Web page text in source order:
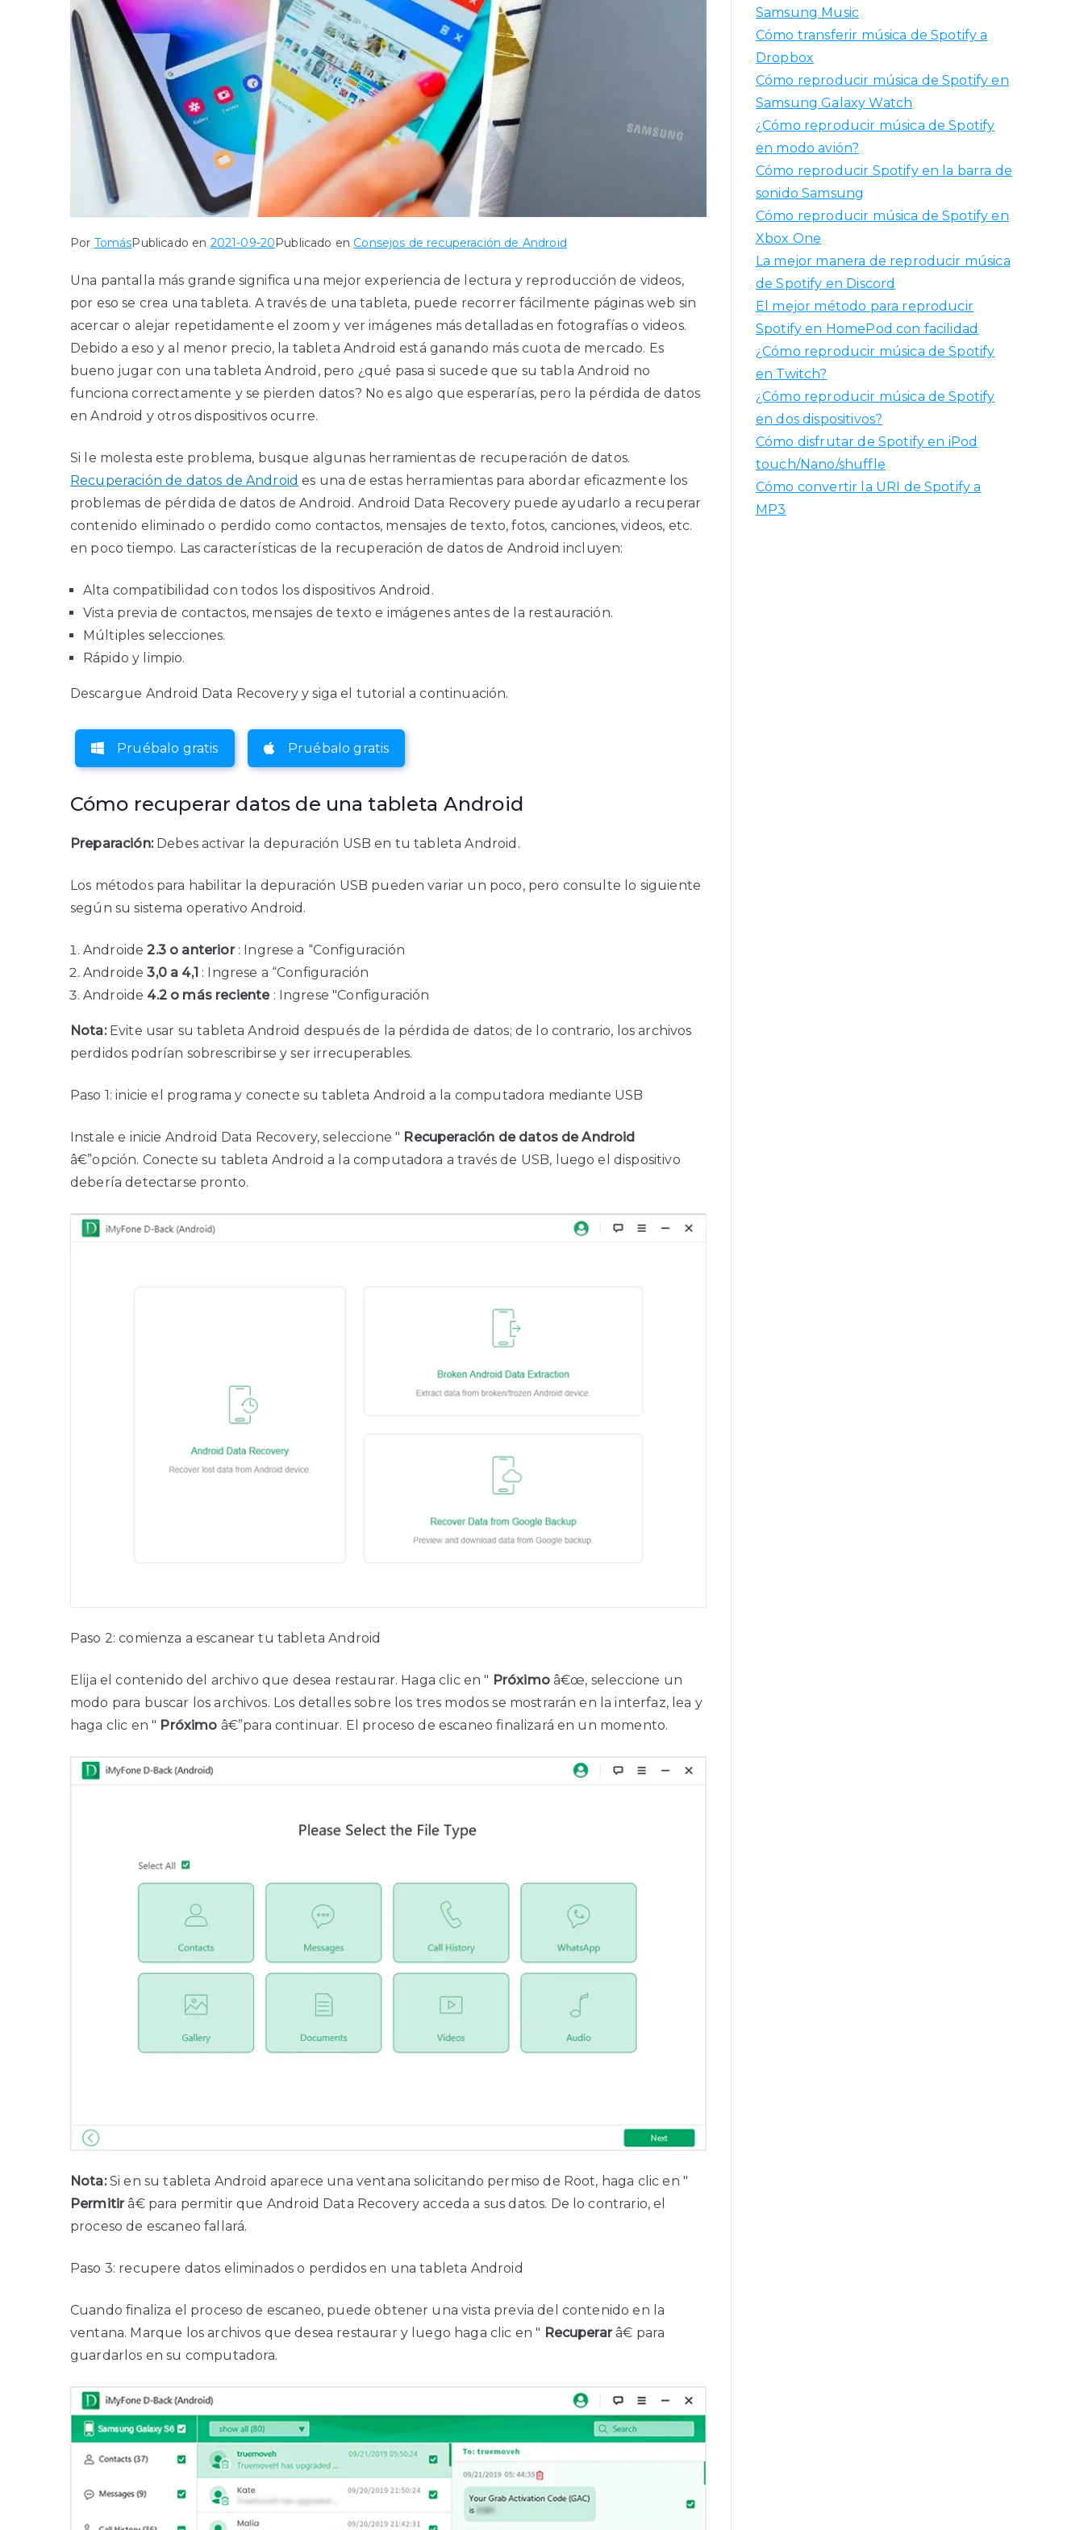
Por TomásPublicado en 2021-09-20Publicado en Consejos de recuperación de Android
Una pantalla más grande significa una mejor experiencia de lectura y reproducción de videos,
por eso se crea una tableta. A través de una tableta, puede recorrer fácilmente páginas web sin
acercar o alejar repetidamente el zoom y ver imágenes más detalladas en fotografías o videos.
Debido a eso y al menor precio, la tableta Android está ganando más cuota de mercado. Es
bueno jugar con una tableta Android, pero ¿qué pasa si sucede que su tabla Android no
funciona correctamente y se pierden datos? No es algo que esperarías, pero la pérdida de datos
en Android y otros dispositivos ocurre.
Si le molesta este problema, busque algunas herramientas de recuperación de datos.
Recuperación de datos de Android es una de estas herramientas para abordar eficazmente los
problemas de pérdida de datos de Android. Android Data Recovery puede ayudarlo a recuperar
contenido eliminado o perdido como contactos, mensajes de texto, fotos, canciones, videos, etc.
en poco tiempo. Las características de la recuperación de datos de Android incluyen:
Alta compatibilidad con todos los dispositivos Android.
Vista previa de contactos, mensajes de texto e imágenes antes de la restauración.
Múltiples selecciones.
Rápido y limpio.
Descargue Android Data Recovery y siga el tutorial a continuación.
Pruébalo gratis Pruébalo gratis
Cómo recuperar datos de una tableta Android
Preparación:Debes activar la depuración USB en tu tableta Android.
Los métodos para habilitar la depuración USB pueden variar un poco, pero consulte lo siguiente
según su sistema operativo Android.
Androide2.3 o anterior: Ingrese a “Configuración
Androide3,0 a 4,1 : Ingrese a “Configuración
Androide 4.2 o más reciente: Ingrese "Configuración
Nota:Evite usar su tableta Android después de la pérdida de datos; de lo contrario, los archivos
perdidos podrían sobrescribirse y ser irrecuperables.
Paso 1: inicie el programa y conecte su tableta Android a la computadora mediante USB
Instale e inicie Android Data Recovery, seleccione " Recuperación de datos de Android
â€”opción. Conecte su tableta Android a la computadora a través de USB, luego el dispositivo
debería detectarse pronto.
Paso 2: comienza a escanear tu tableta Android
Elija el contenido del archivo que desea restaurar. Haga clic en " Próximoâ€œ, seleccione un
modo para buscar los archivos. Los detalles sobre los tres modos se mostrarán en la interfaz, lea y
haga clic en " Próximo â€”para continuar. El proceso de escaneo finalizará en un momento.
Nota:Si en su tableta Android aparece una ventana solicitando permiso de Root, haga clic en "
Permitirâ€ para permitir que Android Data Recovery acceda a sus datos. De lo contrario, el
proceso de escaneo fallará.
Paso 3: recupere datos eliminados o perdidos en una tableta Android
Cuando finaliza el proceso de escaneo, puede obtener una vista previa del contenido en la
ventana. Marque los archivos que desea restaurar y luego haga clic en " Recuperarâ€ para
guardarlos en su computadora.
Samsung Music
Cómo transferir música de Spotify a
Dropbox
Cómo reproducir música de Spotify en
Samsung Galaxy Watch
¿Cómo reproducir música de Spotify
en modo avión?
Cómo reproducir Spotify en la barra de
sonido Samsung
Cómo reproducir música de Spotify en
Xbox One
La mejor manera de reproducir música
de Spotify en Discord
El mejor método para reproducir
Spotify en HomePod con facilidad
¿Cómo reproducir música de Spotify
en Twitch?
¿Cómo reproducir música de Spotify
en dos dispositivos?
Cómo disfrutar de Spotify en iPod
touch/Nano/shuffle
Cómo convertir la URI de Spotify a
MP3